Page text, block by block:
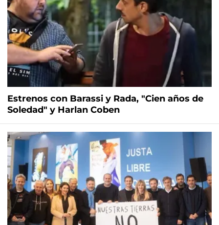
Estrenos con Barassi y Rada, "Cien años de
Soledad" y Harlan Coben